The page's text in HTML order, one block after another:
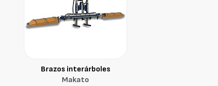
Brazos interárboles
Makato